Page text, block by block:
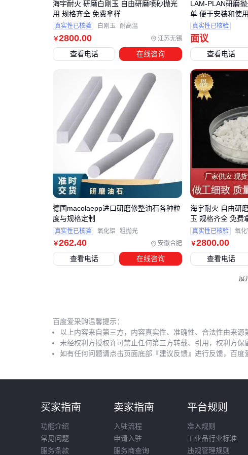
选
还
艺
￥2800.00 江苏无锡
海宇耐火 研磨白刚玉 自由研磨喷砂抛光
用 规格齐全 免费拿样
真实性已核验 白刚玉 耐高温
查看电话 在线咨询
面议
LAM-PLAN研磨
单 便于安装和使用
真实性已核验
查看电话
￥262.40 安徽合肥
德国macolaepp进口研磨修整油石各种粒
度与规格定制
真实性已核验 氧化铝 粗抛光
查看电话 在线咨询
￥2800.00
海宇耐火 自由研
玉 规格齐全 免费
真实性已核验 氧化
查看电话
展
百度爱采购温馨提示：
以上内容来自第三方，内容真实性、准确性、合法性由来源
未经权利方授权许可禁止任何第三方转载、引用，权利方保
如有任何问题请点击页面底部『建议反馈』进行反馈，百度
买家指南
功能介绍
常见问题
服务条款
卖家指南
入驻流程
申请入驻
服务商查询
平台规则
准入规则
工业品行业标准
违规管理规则